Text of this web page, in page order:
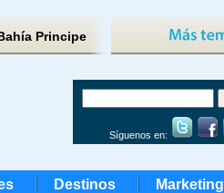
Principe
Síguenos en:
Destinos Marketing